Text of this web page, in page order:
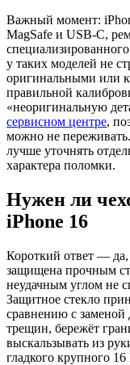
Важный момент:
MagSafe и USB-C,
у таких моделей не
оригинальными или
правильной
«неоригинальную
сервисном центре,
можно не
лучше уточнять
характера поломки.
Нужен ли
iPhone 16
Короткий ответ — да,
защищена прочным
неудачным углом не
Защитное стекло
сравнению с
трещин, бережёт
выскальзывать из
гладкого крупного 16